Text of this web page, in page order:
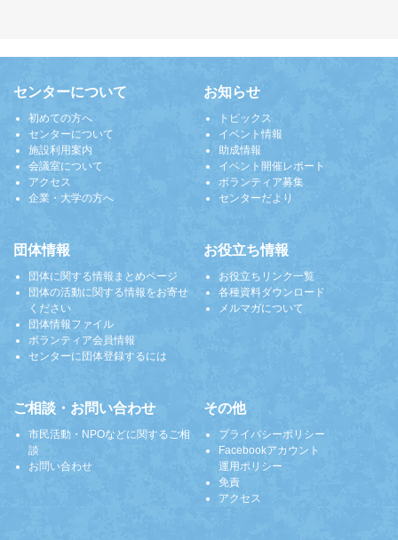
センターについて
初めての方へ
センターについて
施設利用案内
会議室について
アクセス
企業・大学の方へ
お知らせ
トピックス
イベント情報
助成情報
イベント開催レポート
ボランティア募集
センターだより
団体情報
団体に関する情報まとめページ
団体の活動に関する情報をお寄せ
ください
団体情報ファイル
ボランティア会員情報
センターに団体登録するには
お役立ち情報
お役立ちリンク一覧
各種資料ダウンロード
メルマガについて
ご相談・お問い合わせ
市民活動・NPOなどに関するご相
談
お問い合わせ
その他
プライバシーポリシー
Facebookアカウント
運用ポリシー
免責
アクセス